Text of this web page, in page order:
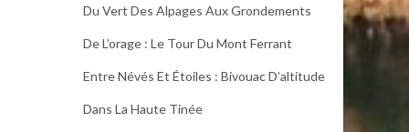
Du Vert Des Alpages Aux Grondements
De L’orage : Le Tour Du Mont Ferrant
Entre Névés Et Étoiles : Bivouac D’altitude
Dans La Haute Tinée